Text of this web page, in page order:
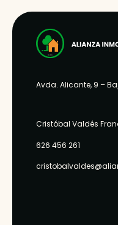
Avda. Alicante, 9 –
Cristóbal Valdés
626 456 261